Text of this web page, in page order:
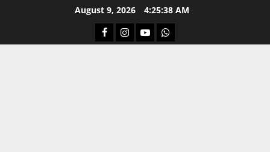
August 9, 2026 4:25:38 AM
Facebook
Instagram
YoutubeWhatsapp